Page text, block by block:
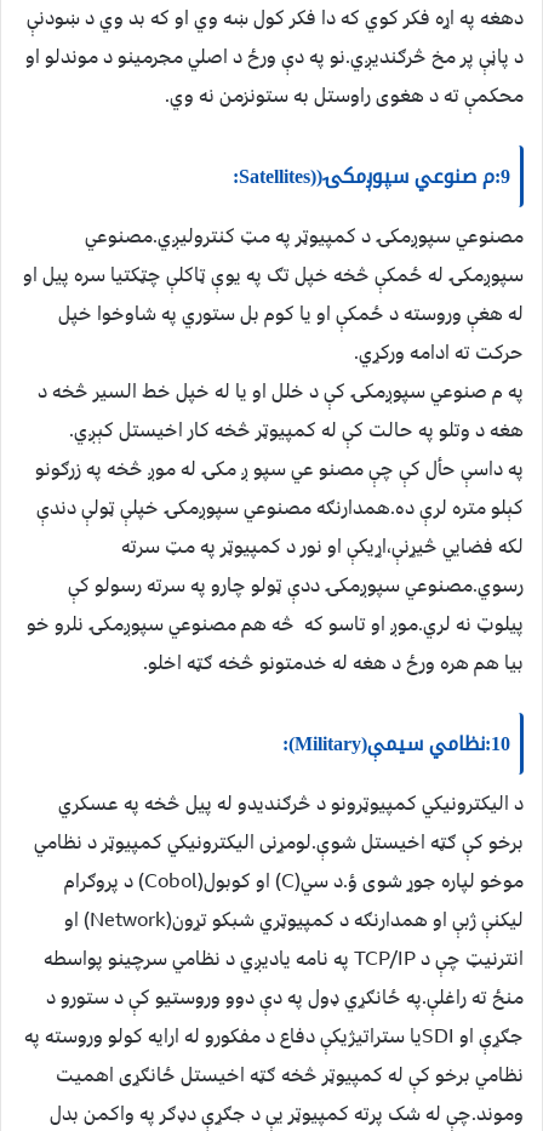
دهغه په اړه فکر کوي که دا فکر کول ښه وي او که بد وي د ښودنې
د پاڼې پر مخ څرګنديږي.نو په دې ورځ د اصلي مجرمينو د موندلو او
محکمې ته د هغوی راوستل به ستونزمن نه وي.
9:م صنوعي سپوږمکۍ((Satellites:
مصنوعي سپوږمکۍ د کمپيوټر په مټ کنتروليږي.مصنوعي
سپوږمکۍ له ځمکې څخه خپل تګ په يوې ټاکلې چټکتيا سره پيل او
له هغې وروسته د ځمکې او يا کوم بل ستوري په شاوخوا خپل
حرکت ته ادامه ورکړي.
په م صنوعي سپوږمکۍ کې د خلل او يا له خپل خط السير څخه د
هغه د وتلو په حالت کې له کمپيوټر څخه کار اخيستل کېږي.
په داسې حأل کې چې مصنو عي سپو ږ مکۍ له موږ څخه په زرګونو
کېلو متره لرې ده.همدارنګه مصنوعي سپوږمکۍ خپلې ټولې دندې
لکه فضايي څيړنې،اړيکې او نور د کمپيوټر په مټ سرته
رسوي.مصنوعي سپوږمکۍ ددې ټولو چارو په سرته رسولو کې
پيلوټ نه لري.موږ او تاسو که څه هم مصنوعي سپوږمکۍ نلرو خو
بيا هم هره ورځ د هغه له خدمتونو څخه ګټه اخلو.
10:نظامي سيمې(Military):
د اليکترونيکي کمپيوټرونو د څرګنديدو له پيل څخه په عسکري
برخو کې ګټه اخيستل شوې.لومړنی اليکترونيکي کمپيوټر د نظامي
موخو لپاره جوړ شوی ؤ.د سي(C) او کوبول(Cobol) د پروګرام
ليکنې ژبې او همدارنګه د کمپيوټري شبکو تړون(Network) او
انترنيټ چې د TCP/IP په نامه ياديږي د نظامي سرچينو پواسطه
منځ ته راغلې.په ځانګړي ډول په دې دوو وروستيو کې د ستورو د
جګړې او SDIيا ستراتيژيکې دفاع د مفکورو له ارايه کولو وروسته په
نظامي برخو کې له کمپيوټر څخه ګټه اخيستل ځانګړی اهميت
وموند.چې له شک پرته کمپيوټر يې د جګړې دډګر په واکمن بدل